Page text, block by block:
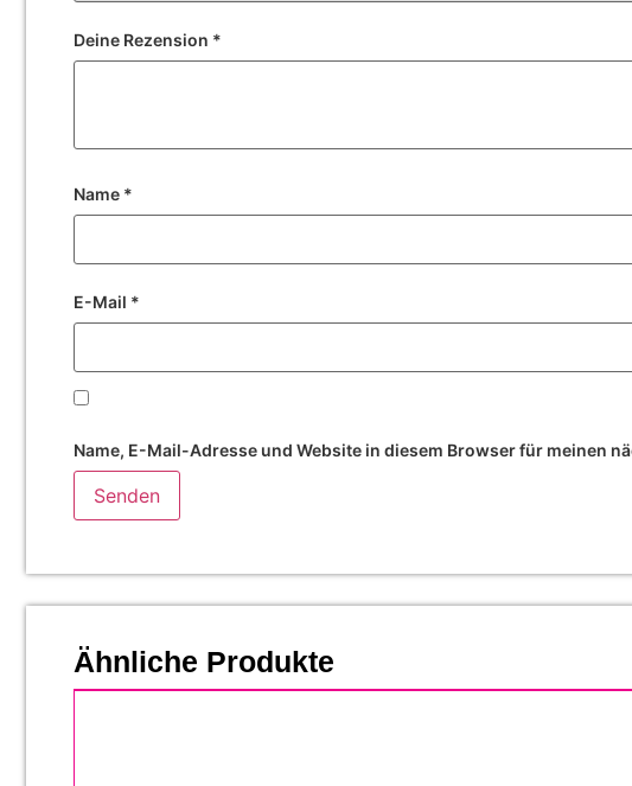
Deine Rezension *
Name *
E-Mail *
Name, E-Mail-Adresse und Website in diesem Browser für meinen
Ähnliche Produkte